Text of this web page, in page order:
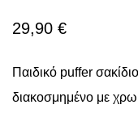
29,90 €
Παιδικό puffer
διακοσμημένο με